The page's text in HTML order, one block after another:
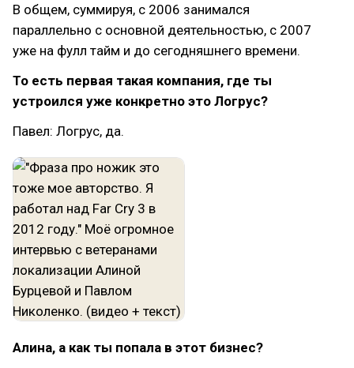
В общем, суммируя, с 2006 занимался
параллельно с основной деятельностью, с 2007
уже на фулл тайм и до сегодняшнего времени.
То есть первая такая компания, где ты
устроился уже конкретно это Логрус?
Павел: Логрус, да.
Алина, а как ты попала в этот бизнес?